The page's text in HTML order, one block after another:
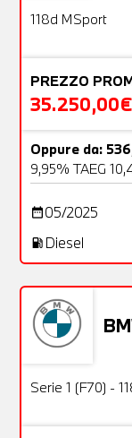
118d MSport
PREZZO
35.250,00€
Oppure da:
9,95% TAEG
date_range05/2025
local_gas_station Diesel
Usato
Serie 1